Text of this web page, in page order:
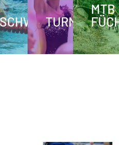
SCHWIMMEN
TURNEN
MTB